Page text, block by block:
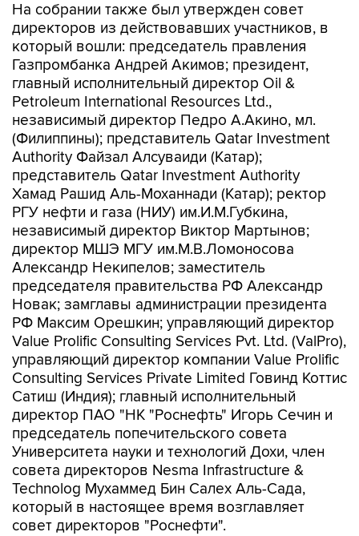
На собрании также был утвержден совет
директоров из действовавших участников, в
который вошли: председатель правления
Газпромбанка Андрей Акимов; президент,
главный исполнительный директор Oil &
Petroleum International Resources Ltd.,
независимый директор Педро А.Акино, мл.
(Филиппины); представитель Qatar Investment
Authority Файзал Алсуваиди (Катар);
представитель Qatar Investment Authority
Хамад Рашид Аль-Моханнади (Катар); ректор
РГУ нефти и газа (НИУ) им.И.М.Губкина,
независимый директор Виктор Мартынов;
директор МШЭ МГУ им.М.В.Ломоносова
Александр Некипелов; заместитель
председателя правительства РФ Александр
Новак; замглавы администрации президента
РФ Максим Орешкин; управляющий директор
Value Prolific Consulting Services Pvt. Ltd. (ValPro),
управляющий директор компании Value Prolific
Consulting Services Private Limited Говинд Коттис
Сатиш (Индия); главный исполнительный
директор ПАО "НК "Роснефть" Игорь Сечин и
председатель попечительского совета
Университета науки и технологий Дохи, член
совета директоров Nesma Infrastructure &
Technolog Мухаммед Бин Салех Аль-Сада,
который в настоящее время возглавляет
совет директоров "Роснефти".